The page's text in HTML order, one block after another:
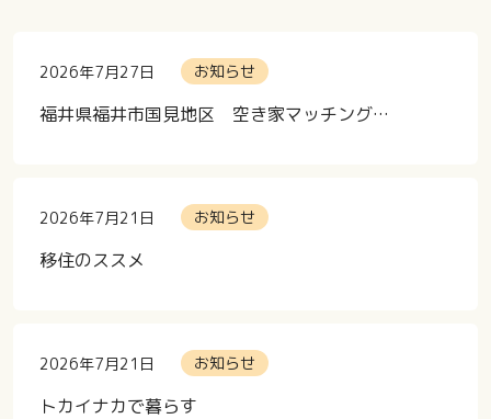
2026年7月27日 お知らせ
福井県福井市国見地区 空き家マッチングツアー参加者募集！！
2026年7月21日 お知らせ
移住のススメ
2026年7月21日 お知らせ
トカイナカで暮らす